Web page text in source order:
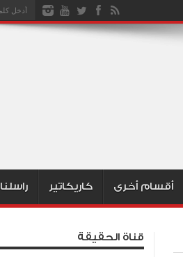
أقسام أخرى كاريكاتير راسلنا
قناة الحقيقة